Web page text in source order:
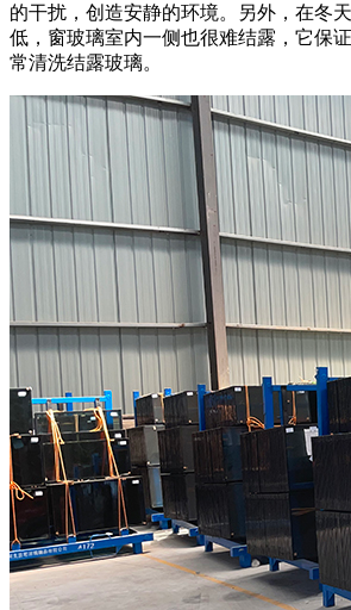
的干扰，创造安静的环境。另外，在冬
低，窗玻璃室内一侧也很难结露，它保
常清洗结露玻璃。